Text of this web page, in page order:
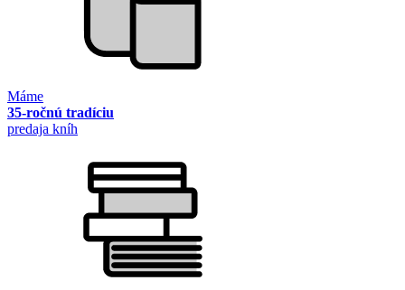
Máme
35-ročnú tradíciu
predaja kníh